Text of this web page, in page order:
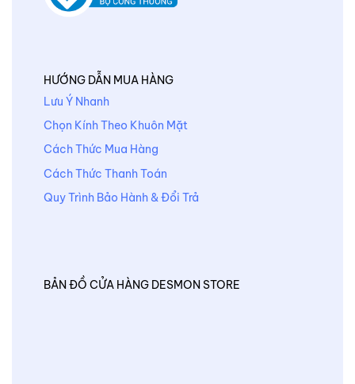
HƯỚNG DẪN MUA HÀNG
Lưu Ý Nhanh
Chọn Kính Theo Khuôn Mặt
Cách Thức Mua Hàng
Cách Thức Thanh Toán
Quy Trình Bảo Hành & Đổi Trả
BẢN ĐỒ CỬA HÀNG DESMON STORE